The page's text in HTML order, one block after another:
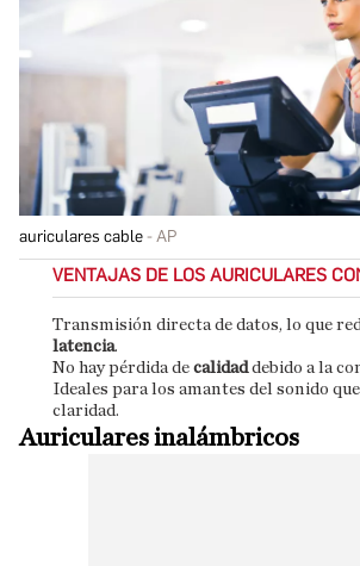
auriculares cable AP
VENTAJAS DE LOS AURICULARES
Transmisión directa de datos, lo que
latencia.
No hay pérdida de calidaddebido a la
Ideales para los amantes del sonido
claridad.
Auriculares inalámbricos